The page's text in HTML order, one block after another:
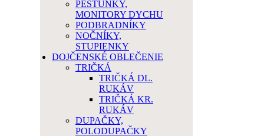
PESTÚNKY,
MONITORY DYCHU
PODBRADNÍKY
NOČNÍKY,
STUPIENKY
DOJČENSKÉ OBLEČENIE
TRIČKÁ
TRIČKÁ DL.
RUKÁV
TRIČKÁ KR.
RUKÁV
DUPAČKY,
POLODUPAČKY